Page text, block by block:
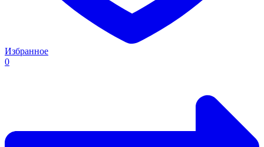
Избранное
0